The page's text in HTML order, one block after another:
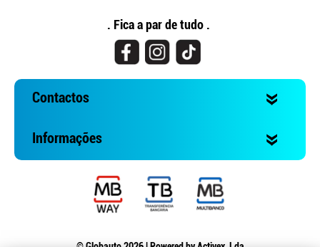
. Fica a par de tudo .
Contactos
Informações